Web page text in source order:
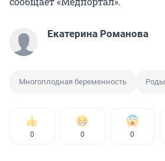
Екатерина Романова
Многоплодная беременность Роды
0 0 0